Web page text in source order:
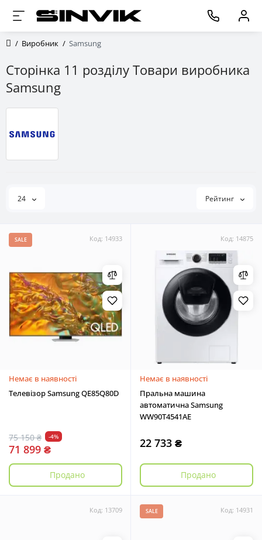
Виробник Samsung
Сторінка 11 розділу Товари виробника
Samsung
24 Рейтинг
Код: 14933
SALE
Немає в наявності
Телевізор Samsung QE85Q80D
75 150 ₴ -4%
71 899 ₴
Продано
Код: 14875
Немає в наявності
Пральна машина
автоматична Samsung
WW90T4541AE
22 733 ₴
Продано
Код: 13709 Код: 14931
SALE